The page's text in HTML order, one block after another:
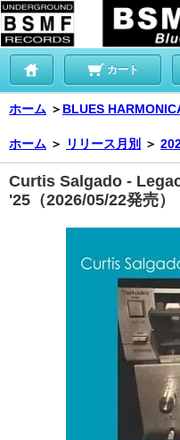
カート
ホーム ＞ BLUES
ホーム ＞ リリース月別 ＞
Curtis Salgado -
'25（2026/05/22発売）